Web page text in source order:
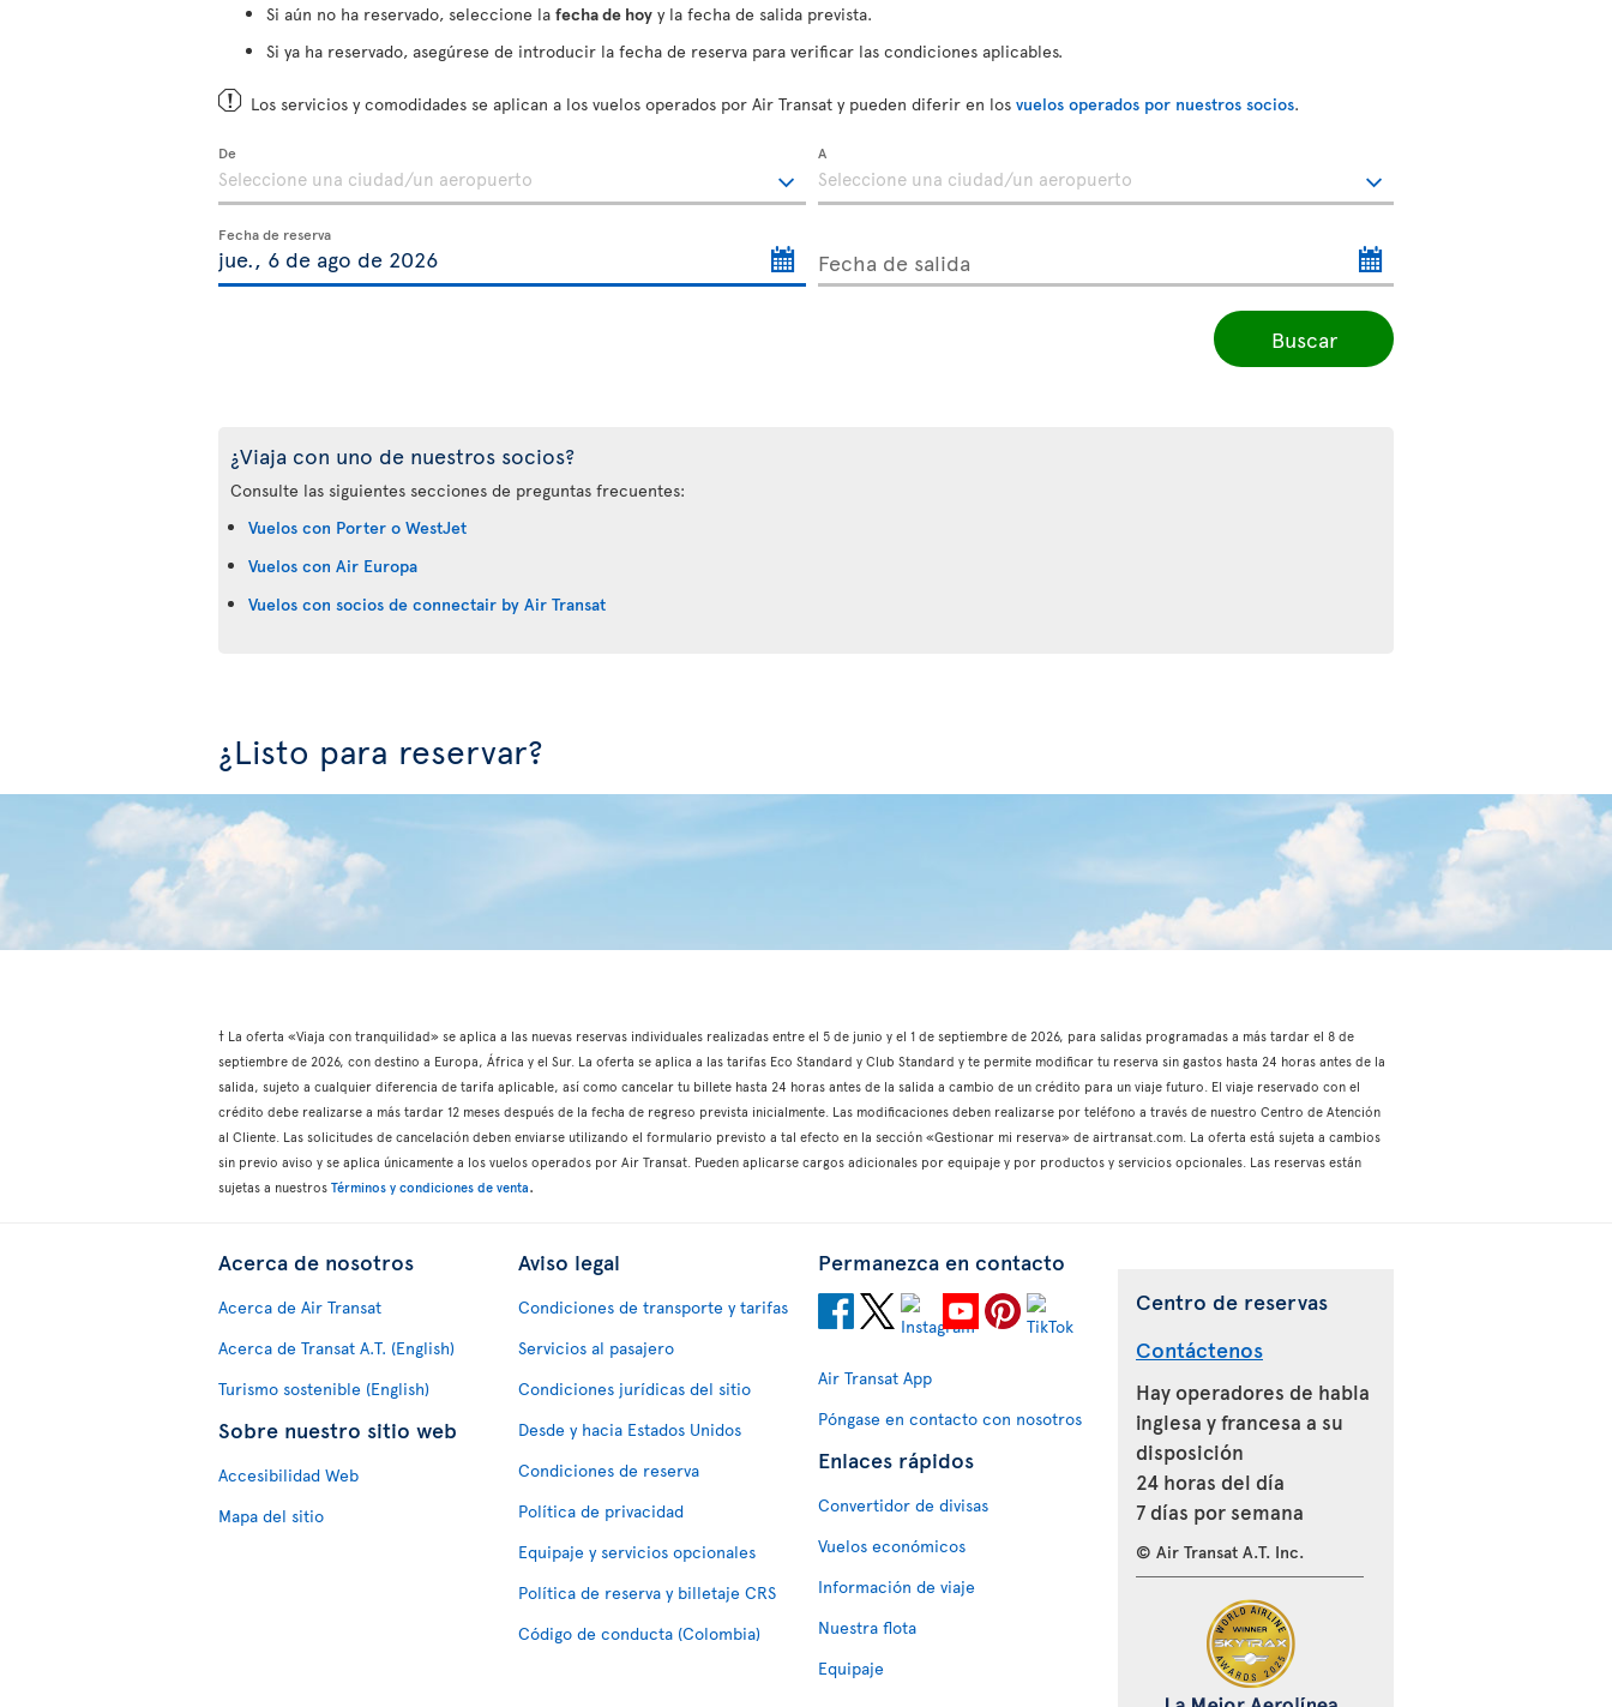
Si aún no ha reservado, seleccione la fecha de hoy y la fecha de salida prevista.
Si ya ha reservado, asegúrese de introducir la fecha de reserva para verificar las condiciones aplicables.
Los servicios y comodidades se aplican a los vuelos operados por Air Transat y pueden diferir en los vuelos operados por nuestros socios.
De A
Fecha de reserva
Fecha de salida
Buscar
¿Viaja con uno de nuestros socios?
Consulte las siguientes secciones de preguntas frecuentes:
Vuelos con Porter o WestJet
Vuelos con Air Europa
Vuelos con socios de connectair by Air Transat
¿Listo para reservar?
† La oferta «Viaja con tranquilidad» se aplica a las nuevas reservas individuales realizadas entre el 5 de junio y el 1 de septiembre de 2026, para salidas programadas a más tardar el 8 de
septiembre de 2026, con destino a Europa, África y el Sur. La oferta se aplica a las tarifas Eco Standard y Club Standard y te permite modificar tu reserva sin gastos hasta 24 horas antes de la
salida, sujeto a cualquier diferencia de tarifa aplicable, así como cancelar tu billete hasta 24 horas antes de la salida a cambio de un crédito para un viaje futuro. El viaje reservado con el
crédito debe realizarse a más tardar 12 meses después de la fecha de regreso prevista inicialmente. Las modificaciones deben realizarse por teléfono a través de nuestro Centro de Atención
al Cliente. Las solicitudes de cancelación deben enviarse utilizando el formulario previsto a tal efecto en la sección «Gestionar mi reserva» de airtransat.com. La oferta está sujeta a cambios
sin previo aviso y se aplica únicamente a los vuelos operados por Air Transat. Pueden aplicarse cargos adicionales por equipaje y por productos y servicios opcionales. Las reservas están
sujetas a nuestros Términos y condiciones de venta.
Acerca de nosotros
Acerca de Air Transat
Acerca de Transat A.T. (English)
Turismo sostenible (English)
Sobre nuestro sitio web
Accesibilidad Web
Mapa del sitio
Aviso legal
Condiciones de transporte y tarifas
Servicios al pasajero
Condiciones jurídicas del sitio
Desde y hacia Estados Unidos
Condiciones de reserva
Política de privacidad
Equipaje y servicios opcionales
Política de reserva y billetaje CRS
Código de conducta (Colombia)
Permanezca en contacto
Air Transat App
Póngase en contacto con nosotros
Enlaces rápidos
Convertidor de divisas
Vuelos económicos
Información de viaje
Nuestra flota
Equipaje
Centro de reservas
Contáctenos
Hay operadores de habla
inglesa y francesa a su
disposición
24 horas del día
7 días por semana
© Air Transat A.T. Inc.